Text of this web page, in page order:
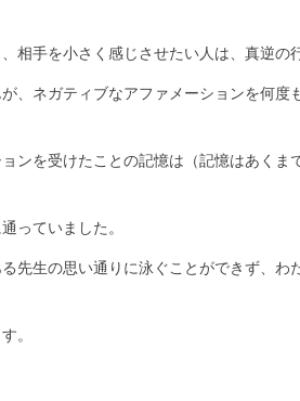
相手を小さく感じさせたい人は、真逆の
、ネガティブなアファメーションを何度
ンを受けたことの記憶は（記憶はあくま
っていました。
先生の思い通りに泳ぐことができず、わ
。